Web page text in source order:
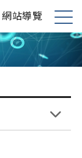
網站導覽
展
單